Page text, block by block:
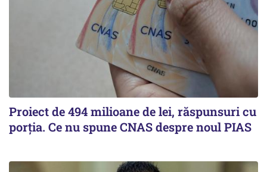
Proiect de 494 milioane de lei, răspunsuri cu
porția. Ce nu spune CNAS despre noul PIAS